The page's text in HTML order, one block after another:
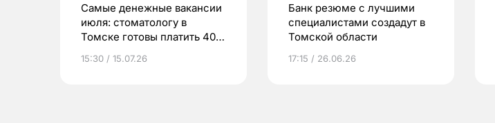
Самые денежные вакансии
июля: стоматологу в
Томске готовы платить 400
15:30 / 15.07.26
Банк резюме с лучшими
специалистами создадут в
Томской области
17:15 / 26.06.26